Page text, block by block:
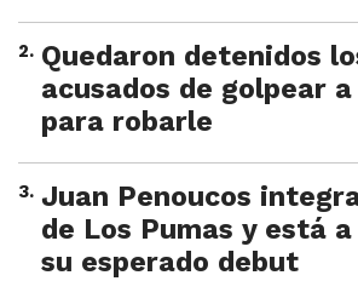
2. Quedaron detenidos
acusados de golpear
para robarle
3. Juan Penoucos
de Los Pumas y está
su esperado debut